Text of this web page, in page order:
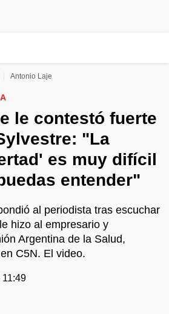
Antonio Laje
le contestó fuerte
"La
es muy difícil
entender"
al periodista tras escuchar
hizo al empresario y
Argentina de la Salud,
C5N. El video.
11:49